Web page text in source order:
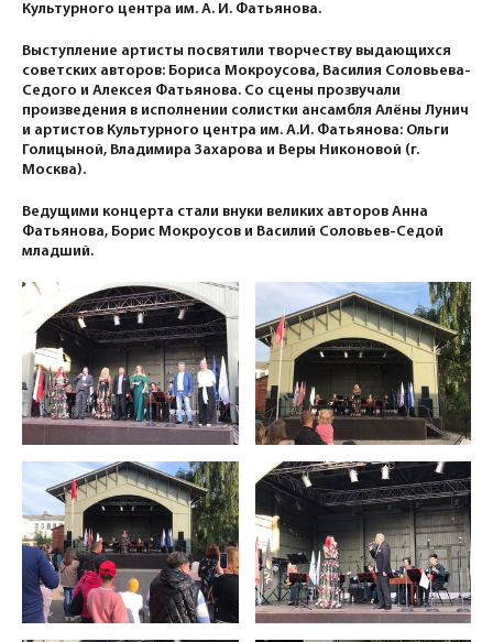
Культурного центра им. А. И. Фатьянова.
Выступление артисты посвятили творчеству выдающихся
советских авторов: Бориса Мокроусова, Василия Соловьева-
Седого и Алексея Фатьянова. Со сцены прозвучали
произведения в исполнении солистки ансамбля Алёны Лунич
и артистов Культурного центра им. А.И. Фатьянова: Ольги
Голицыной, Владимира Захарова и Веры Никоновой (г.
Москва).
Ведущими концерта стали внуки великих авторов Анна
Фатьянова, Борис Мокроусов и Василий Соловьев-Седой
младший.